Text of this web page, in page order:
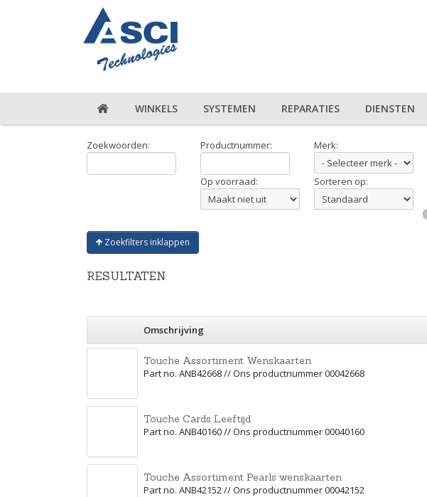
WINKELS SYSTEMEN REPARATIES DIENSTEN
Zoekwoorden: Productnummer: Merk:
Op voorraad: Sorteren op:
Zoekfilters inklappen
RESULTATEN
Omschrijving
Touche Assortiment Wenskaarten
Part no. ANB42668 // Ons productnummer 00042668
Touche Cards Leeftijd
Part no. ANB40160 // Ons productnummer 00040160
Touche Assortiment Pearls wenskaarten
Part no. ANB42152 // Ons productnummer 00042152